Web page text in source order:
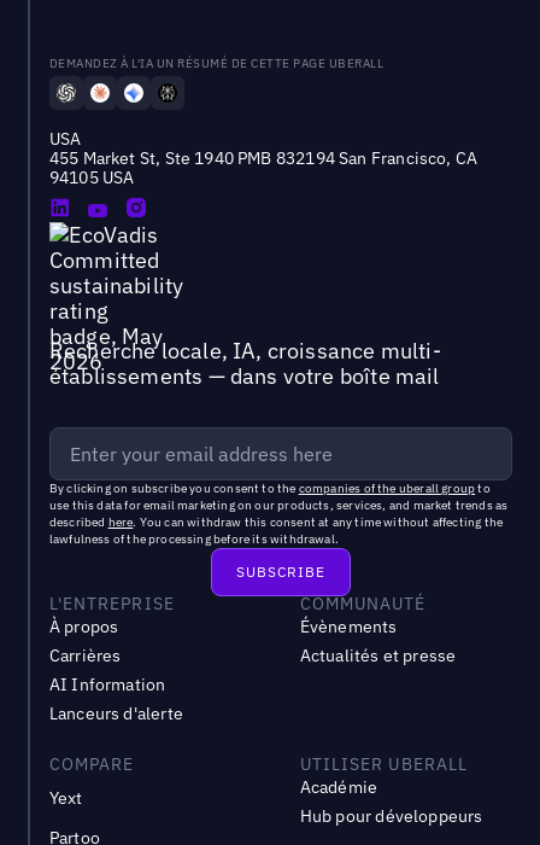
DEMANDEZ À L'IA UN RÉSUMÉ DE CETTE PAGE UBERALL
USA
455 Market St, Ste 1940 PMB 832194 San Francisco, CA
94105 USA
Recherche locale, IA, croissance multi-
établissements — dans votre boîte mail
By clicking on subscribe you consent to the companies of the uberall groupto
use this data for email marketing on our products, services, and market trends as
described here. You can withdraw this consent at any time without affecting the
lawfulness of the processing before its withdrawal.
L'ENTREPRISE
À propos
Carrières
AI Information
Lanceurs d'alerte
COMMUNAUTÉ
Évènements
Actualités et presse
COMPARE
Yext
Partoo
UTILISER UBERALL
Académie
Hub pour développeurs